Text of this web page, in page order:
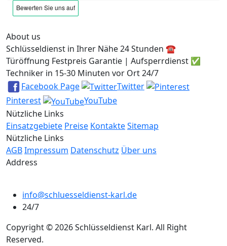
About us
Schlüsseldienst in Ihrer Nähe 24 Stunden ☎️
Türöffnung Festpreis Garantie | Aufsperrdienst ✅
Techniker in 15-30 Minuten vor Ort 24/7
Facebook Page
Twitter
Pinterest
YouTube
Nützliche Links
Einsatzgebiete Preise KontakteSitemap
Nützliche Links
AGBImpressum Datenschutz Über uns
Address
info@schluesseldienst-karl.de
24/7
Copyright © 2026 Schlüsseldienst Karl. All Right
Reserved.